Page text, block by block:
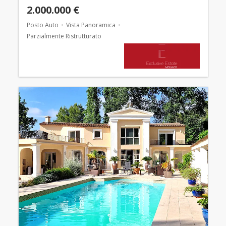
2.000.000 €
Posto Auto
Vista Panoramica
Parzialmente Ristrutturato